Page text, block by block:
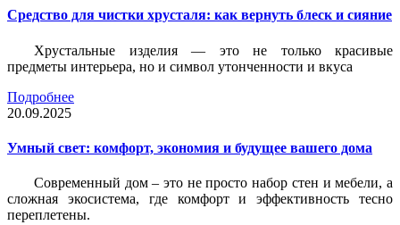
Средство для чистки хрусталя: как вернуть блеск и сияние
Хрустальные изделия — это не только красивые
предметы интерьера, но и символ утонченности и вкуса
Подробнее
20.09.2025
Умный свет: комфорт, экономия и будущее вашего дома
Современный дом – это не просто набор стен и мебели, а
сложная экосистема, где комфорт и эффективность тесно
переплетены.